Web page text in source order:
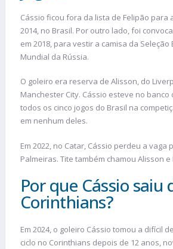
Cássio ficou fora da lista de Felipão para
2014, no Brasil. Por outro lado, foi
em 2018, para vestir a camisa da Seleção
Mundial da Rússia.
O goleiro era reserva de Alisson, do
Manchester City. Cássio esteve no banco
todos os cinco jogos do Brasil na
em nenhum deles.
Em 2022, no Catar, Cássio perdeu a vaga
Palmeiras. Tite também chamou Alisson e
Por que Cássio saiu
Corinthians?
Em 2024, o goleiro Cássio tomou a difícil
ciclo no Corinthians depois de 12 anos,